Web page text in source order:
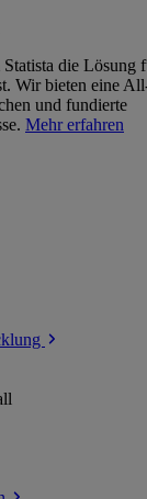
die Lösung
Wir bieten eine
und fundierte
Mehr erfahren